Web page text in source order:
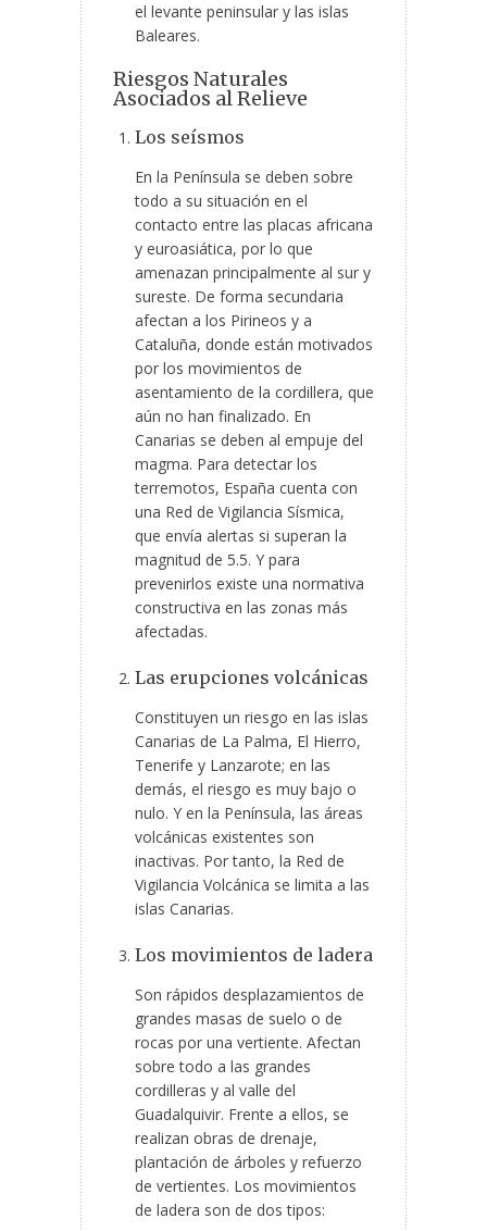
el levante peninsular y las islas
Baleares.
Riesgos Naturales
Asociados al Relieve
Los seísmos
En la Península se deben sobre
todo a su situación en el
contacto entre las placas africana
y euroasiática, por lo que
amenazan principalmente al sur y
sureste. De forma secundaria
afectan a los Pirineos y a
Cataluña, donde están motivados
por los movimientos de
asentamiento de la cordillera, que
aún no han finalizado. En
Canarias se deben al empuje del
magma. Para detectar los
terremotos, España cuenta con
una Red de Vigilancia Sísmica,
que envía alertas si superan la
magnitud de 5.5. Y para
prevenirlos existe una normativa
constructiva en las zonas más
afectadas.
Las erupciones volcánicas
Constituyen un riesgo en las islas
Canarias de La Palma, El Hierro,
Tenerife y Lanzarote; en las
demás, el riesgo es muy bajo o
nulo. Y en la Península, las áreas
volcánicas existentes son
inactivas. Por tanto, la Red de
Vigilancia Volcánica se limita a las
islas Canarias.
Los movimientos de ladera
Son rápidos desplazamientos de
grandes masas de suelo o de
rocas por una vertiente. Afectan
sobre todo a las grandes
cordilleras y al valle del
Guadalquivir. Frente a ellos, se
realizan obras de drenaje,
plantación de árboles y refuerzo
de vertientes. Los movimientos
de ladera son de dos tipos: